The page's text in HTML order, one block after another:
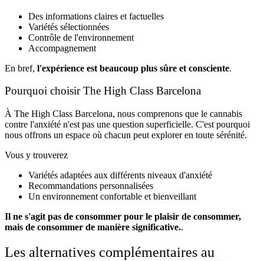
Des informations claires et factuelles
Variétés sélectionnées
Contrôle de l'environnement
Accompagnement
En bref, l'expérience est beaucoup plus sûre et consciente.
Pourquoi choisir The High Class Barcelona
À The High Class Barcelona, nous comprenons que le cannabis
contre l'anxiété n'est pas une question superficielle. C'est pourquoi
nous offrons un espace où chacun peut explorer en toute sérénité.
Vous y trouverez
Variétés adaptées aux différents niveaux d'anxiété
Recommandations personnalisées
Un environnement confortable et bienveillant
Il ne s'agit pas de consommer pour le plaisir de consommer,
mais de consommer de manière significative..
Les alternatives complémentaires au